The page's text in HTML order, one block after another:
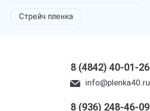
Стрейч пленка
8 (4842) 40-01-26
info@plenka40.ru
8 (936) 248-46-09